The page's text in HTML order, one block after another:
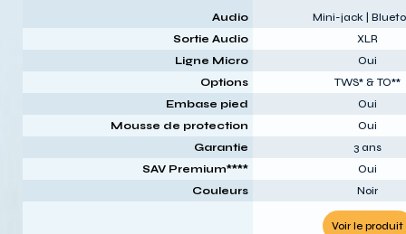
Audio
Sortie Audio
Ligne Micro
Options
Embase pied
Mousse de protection
Garantie
SAV Premium****
Couleurs
Mini-jack |
XLR
Oui
TWS* & TO**
Oui
Oui
3 ans
Oui
Noir
Voir le produit